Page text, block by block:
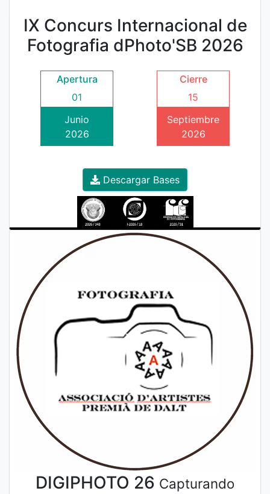
IX Concurs Internacional de
Fotografia dPhoto'SB 2026
Apertura
01
Junio
2026
Cierre
15
Septiembre
2026
Descargar Bases
DIGIPHOTO 26 Capturando